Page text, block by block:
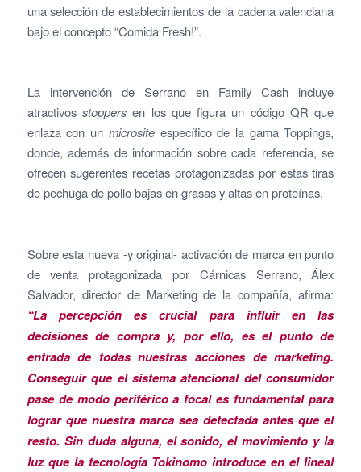
una selección de establecimientos de la cadena valenciana
bajo el concepto “Comida Fresh!”.
La intervención de Serrano en Family Cash incluye
atractivos stoppersen los que figura un código QR que
enlaza con un micrositeespecífico de la gama Toppings,
donde, además de información sobre cada referencia, se
ofrecen sugerentes recetas protagonizadas por estas tiras
de pechuga de pollo bajas en grasas y altas en proteínas.
Sobre esta nueva -y original- activación de marca en punto
de venta protagonizada por Cárnicas Serrano, Álex
Salvador, director de Marketing de la compañía, afirma:
“La percepción es crucial para influir en las
decisiones de compra y, por ello, es el punto de
entrada de todas nuestras acciones de marketing.
Conseguir que el sistema atencional del consumidor
pase de modo periférico a focal es fundamental para
lograr que nuestra marca sea detectada antes que el
resto. Sin duda alguna, el sonido, el movimiento y la
luz que la tecnología Tokinomo introduce en el lineal